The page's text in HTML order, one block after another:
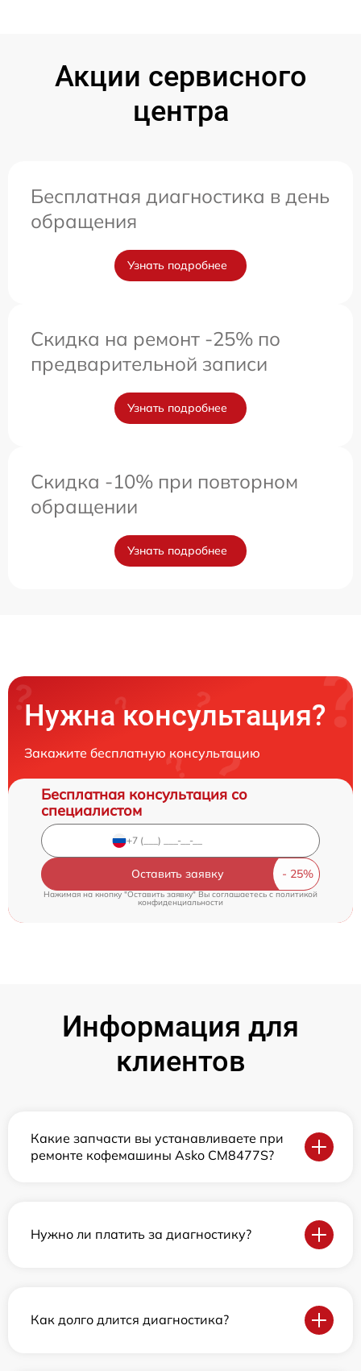
Акции сервисного
центра
Бесплатная диагностика в день
обращения
Узнать подробнее
Скидка на ремонт -25% по
предварительной записи
Узнать подробнее
Скидка -10% при повторном
обращении
Узнать подробнее
Нужна консультация?
Закажите бесплатную консультацию
Бесплатная консультация со
специалистом
Оставить заявку
Нажимая на кнопку "Оставить заявку" Вы соглашаетесь cполитикой
конфиденциальности
Информация для
клиентов
Какие запчасти вы устанавливаете при
ремонте кофемашины Asko CM8477S?
Нужно ли платить за диагностику?
Как долго длится диагностика?